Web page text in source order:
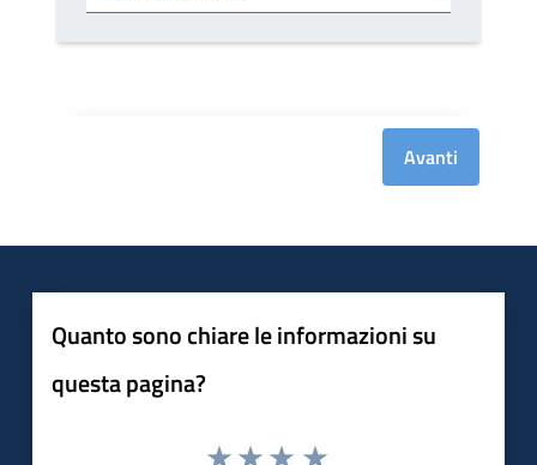
Avanti
Quanto sono chiare le informazioni su
questa pagina?